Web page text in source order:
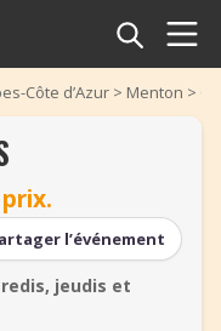
Côte d’Azur > Menton >
›
l’événement
jeudis et